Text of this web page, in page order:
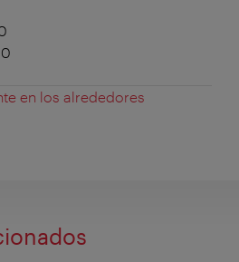
en los alrededores